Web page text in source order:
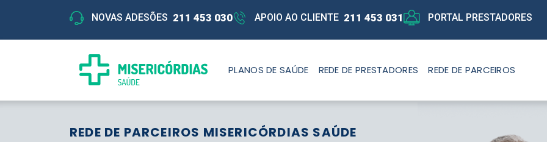
NOVAS ADESÕES 211 453 030 APOIO AO CLIENTE 211 453 031 PORTAL PRESTADORES
PLANOS DE SAÚDE REDE DE PRESTADORES REDE DE PARCEIROS
REDE DE PARCEIROS MISERICÓRDIAS SAÚDE